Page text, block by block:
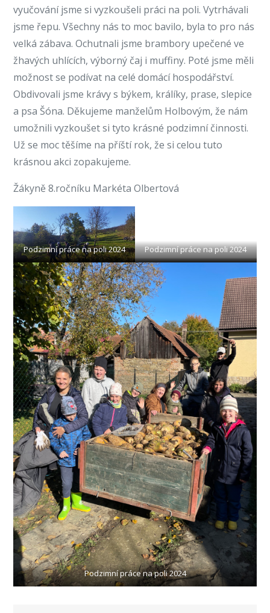
PODZIMNÍ
PRÁCE
NA
POLI
vyučování jsme si vyzkoušeli práci na poli. Vytrhávali
jsme řepu. Všechny nás to moc bavilo, byla to pro nás
velká zábava. Ochutnali jsme brambory upečené ve
žhavých uhlících, výborný čaj i muffiny. Poté jsme měli
možnost se podívat na celé domácí hospodářství.
Obdivovali jsme krávy s býkem, králíky, prase, slepice
a psa Šóna. Děkujeme manželům Holbovým, že nám
umožnili vyzkoušet si tyto krásné podzimní činnosti.
Už se moc těšíme na příští rok, že si celou tuto
krásnou akci zopakujeme.
Žákyně 8.ročníku Markéta Olbertová
Podzimní práce na poli 2024
Podzimní práce na poli 2024
Podzimní práce na poli 2024
Podzimní práce na poli 2024
Podzimní práce na poli 2024